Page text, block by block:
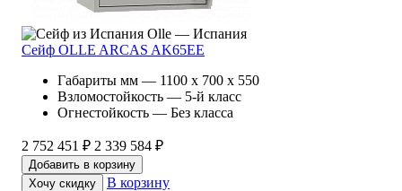
Olle — Испания
Сейф OLLE ARCAS AK65EE
Габариты мм — 1100 x 700 x 550
Взломостойкость — 5-й класс
Огнестойкость — Без класса
2 752 451 ₽ 2 339 584 ₽
Добавить в корзину
Хочу скидку
В корзину